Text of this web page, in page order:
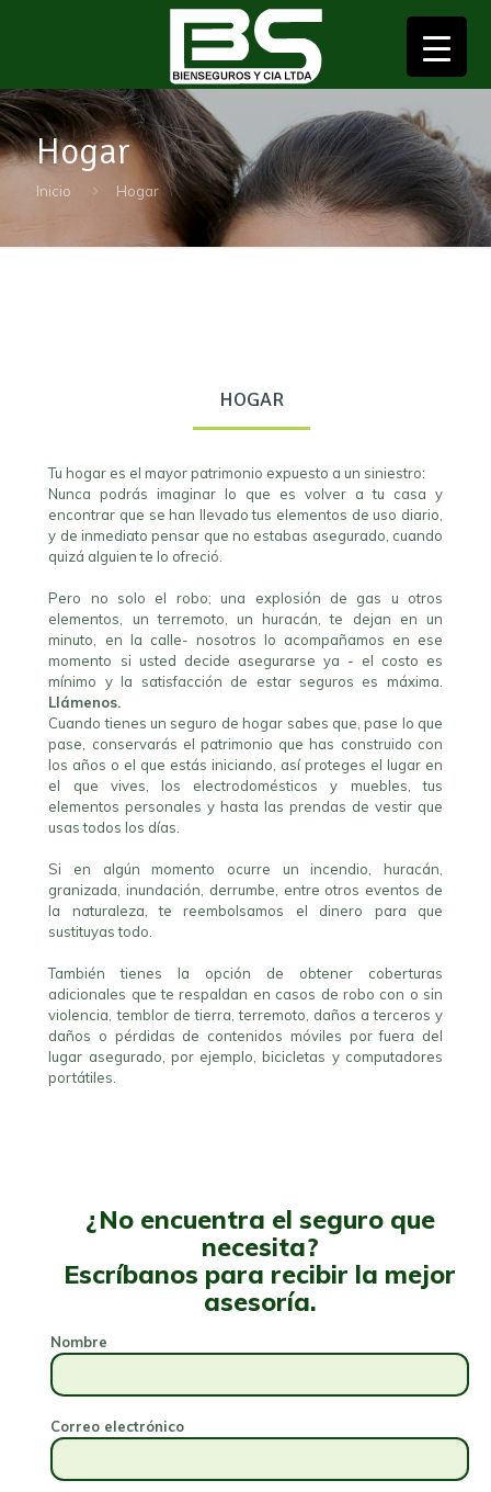
Hogar
Inicio Hogar
HOGAR
Tu hogar es el mayor patrimonio expuesto a un siniestro:
Nunca podrás imaginar lo que es volver a tu casa y
encontrar que se han llevado tus elementos de uso diario,
y de inmediato pensar que no estabas asegurado, cuando
quizá alguien te lo ofreció.
Pero no solo el robo; una explosión de gas u otros
elementos, un terremoto, un huracán, te dejan en un
minuto, en la calle- nosotros lo acompañamos en ese
momento si usted decide asegurarse ya - el costo es
mínimo y la satisfacción de estar seguros es máxima.
Llámenos.
Cuando tienes un seguro de hogar sabes que, pase lo que
pase, conservarás el patrimonio que has construido con
los años o el que estás iniciando, así proteges el lugar en
el que vives, los electrodomésticos y muebles, tus
elementos personales y hasta las prendas de vestir que
usas todos los días.
Si en algún momento ocurre un incendio, huracán,
granizada, inundación, derrumbe, entre otros eventos de
la naturaleza, te reembolsamos el dinero para que
sustituyas todo.
También tienes la opción de obtener coberturas
adicionales que te respaldan en casos de robo con o sin
violencia, temblor de tierra, terremoto, daños a terceros y
daños o pérdidas de contenidos móviles por fuera del
lugar asegurado, por ejemplo, bicicletas y computadores
portátiles.
¿No encuentra el seguro que
necesita?
Escríbanos para recibir la mejor
asesoría.
Nombre
Correo electrónico
▼